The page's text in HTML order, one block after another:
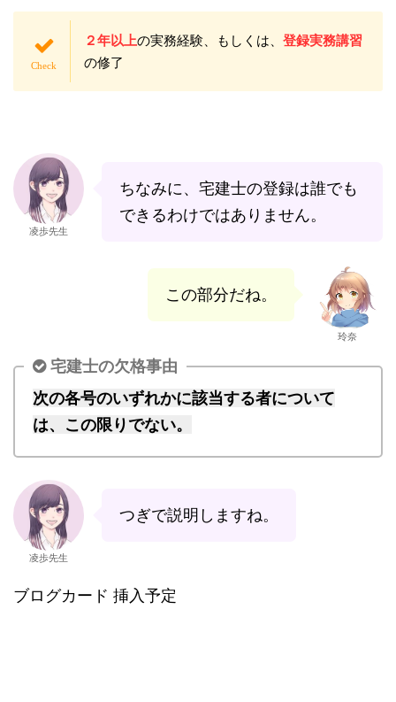
２年以上の実務経験、もしくは、 登録実務講習
の修了
凌歩先生
ちなみに、宅建士の登録は誰でも
できるわけではありません。
この部分だね。
玲奈
宅建士の欠格事由
次の各号のいずれかに該当する者について
は、この限りでない。
凌歩先生
つぎで説明しますね。
ブログカード 挿入予定